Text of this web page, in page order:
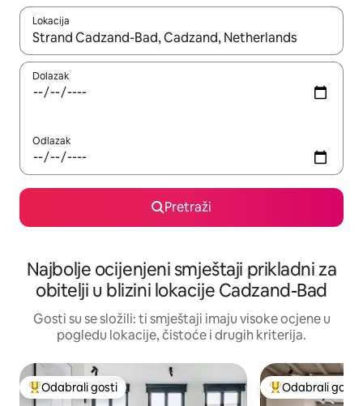
Lokacija
Kada budu dostupni rezultati, moći ćete ih pregledati
Dolazak
Odlazak
Pretraži
Najbolje ocijenjeni smještaji prikladni za
obitelji u blizini lokacije Cadzand-Bad
Gosti su se složili: ti smještaji imaju visoke ocjene u
pogledu lokacije, čistoće i drugih kriterija.
Među najviše rangiranima s oznakom „Odabrali gosti”
Odabrali gosti Među najviše
Odabrali gosti